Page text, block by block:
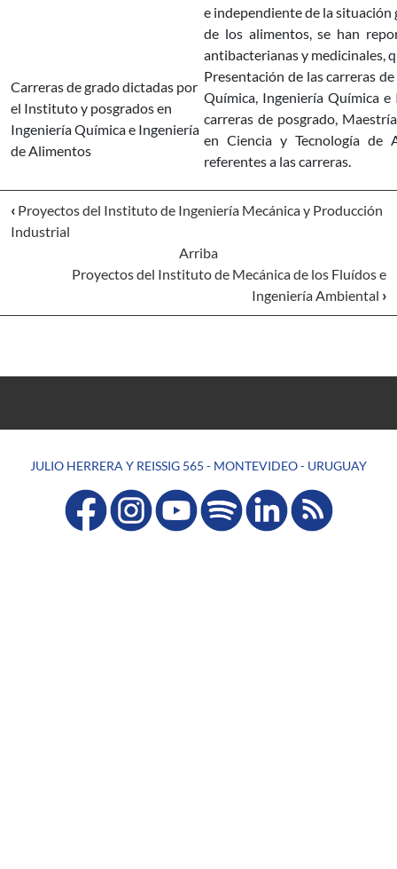
e independiente de la
de los alimentos, se han
antibacterianas y medicinales,
Carreras de grado dictadas por
el Instituto y posgrados en
Ingeniería Química e Ingeniería
de Alimentos
Presentación de las carreras
Química, Ingeniería Química
carreras de posgrado,
en Ciencia y Tecnología de
referentes a las carreras.
‹ Proyectos del Instituto de Ingeniería Mecánica y Producción
Industrial
Arriba
Proyectos del Instituto de Mecánica de los Fluídos e
Ingeniería Ambiental ›
JULIO HERRERA Y REISSIG 565 - MONTEVIDEO - URUGUAY